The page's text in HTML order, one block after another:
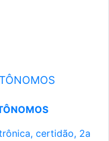
certidão, 2a